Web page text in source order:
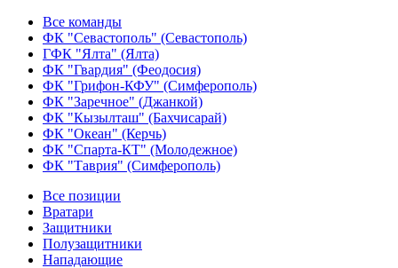
Все команды
ФК "Севастополь" (Севастополь)
ГФК "Ялта" (Ялта)
ФК "Гвардия" (Феодосия)
ФК "Грифон-КФУ" (Симферополь)
ФК "Заречное" (Джанкой)
ФК "Кызылташ" (Бахчисарай)
ФК "Океан" (Керчь)
ФК "Спарта-КТ" (Молодежное)
ФК "Таврия" (Симферополь)
Все позиции
Вратари
Защитники
Полузащитники
Нападающие